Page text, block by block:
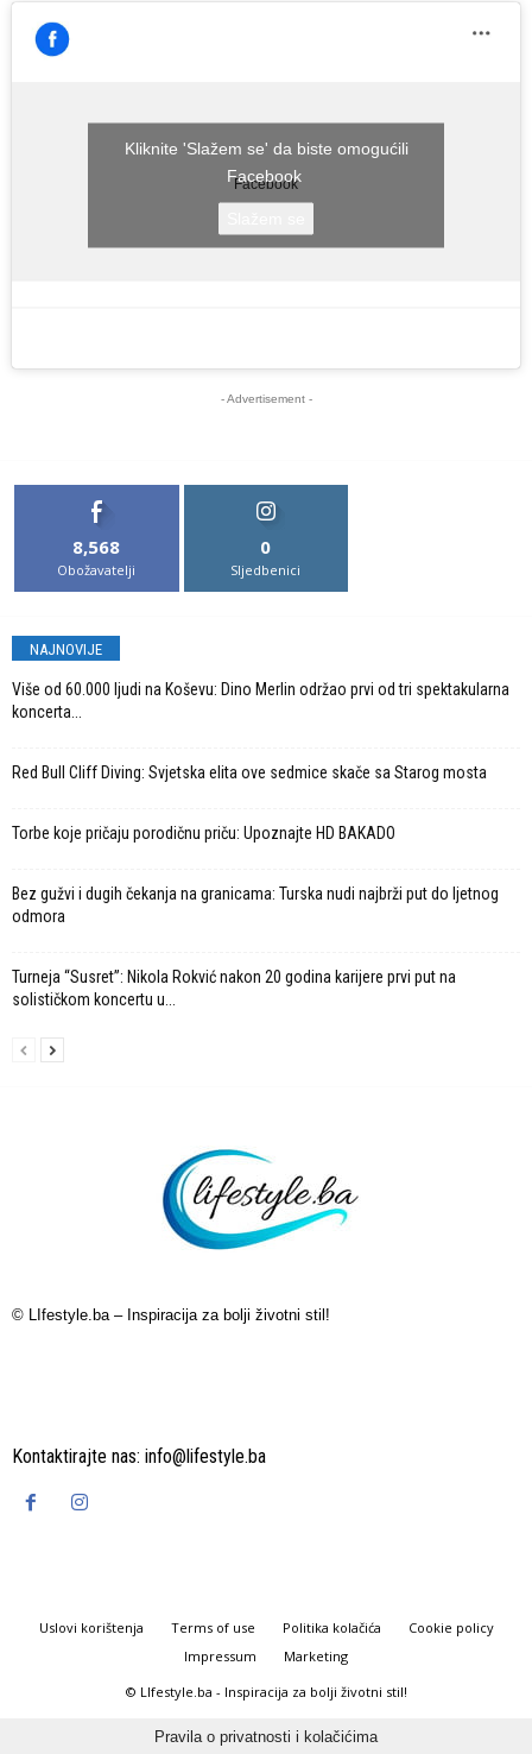
Facebook
Kliknite 'Slažem se' da biste omogućili
Facebook
- Advertisement -
8,568
Obožavatelji
0
Sljedbenici
NAJNOVIJE
Više od 60.000 ljudi na Koševu: Dino Merlin održao prvi od tri spektakularna
koncerta...
Red Bull Cliff Diving: Svjetska elita ove sedmice skače sa Starog mosta
Torbe koje pričaju porodičnu priču: Upoznajte HD BAKADO
Bez gužvi i dugih čekanja na granicama: Turska nudi najbrži put do ljetnog
odmora
Turneja “Susret”: Nikola Rokvić nakon 20 godina karijere prvi put na
solističkom koncertu u...
© LIfestyle.ba – Inspiracija za bolji životni stil!
Kontaktirajte nas: info@lifestyle.ba
Uslovi korištenja Terms of use Politika kolačića
Cookie policy
Impressum
Marketing
© LIfestyle.ba - Inspiracija za bolji životni stil!
Pravila o privatnosti i kolačićima